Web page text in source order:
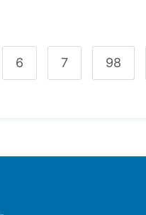
6 7 98